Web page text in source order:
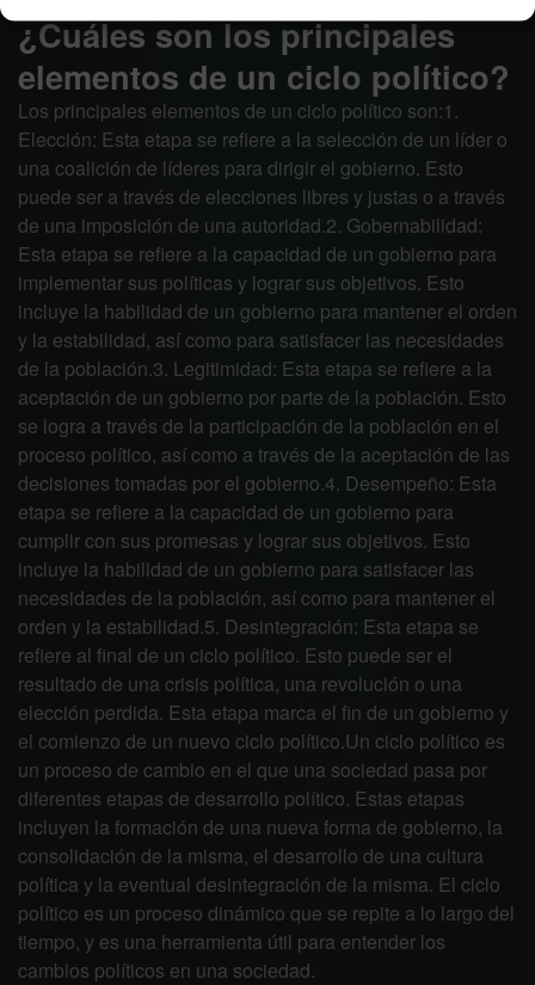
¿Cuáles son los principales
elementos de un ciclo político?
Los principales elementos de un ciclo político son:1.
Elección: Esta etapa se refiere a la selección de un líder o
una coalición de líderes para dirigir el gobierno. Esto
puede ser a través de elecciones libres y justas o a través
de una imposición de una autoridad.2. Gobernabilidad:
Esta etapa se refiere a la capacidad de un gobierno para
implementar sus políticas y lograr sus objetivos. Esto
incluye la habilidad de un gobierno para mantener el orden
y la estabilidad, así como para satisfacer las necesidades
de la población.3. Legitimidad: Esta etapa se refiere a la
aceptación de un gobierno por parte de la población. Esto
se logra a través de la participación de la población en el
proceso político, así como a través de la aceptación de las
decisiones tomadas por el gobierno.4. Desempeño: Esta
etapa se refiere a la capacidad de un gobierno para
cumplir con sus promesas y lograr sus objetivos. Esto
incluye la habilidad de un gobierno para satisfacer las
necesidades de la población, así como para mantener el
orden y la estabilidad.5. Desintegración: Esta etapa se
refiere al final de un ciclo político. Esto puede ser el
resultado de una crisis política, una revolución o una
elección perdida. Esta etapa marca el fin de un gobierno y
el comienzo de un nuevo ciclo político.Un ciclo político es
un proceso de cambio en el que una sociedad pasa por
diferentes etapas de desarrollo político. Estas etapas
incluyen la formación de una nueva forma de gobierno, la
consolidación de la misma, el desarrollo de una cultura
política y la eventual desintegración de la misma. El ciclo
político es un proceso dinámico que se repite a lo largo del
tiempo, y es una herramienta útil para entender los
cambios políticos en una sociedad.